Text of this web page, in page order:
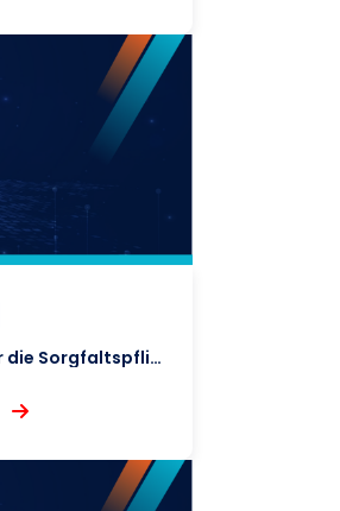
EU-Richtlinie über die Sorgfaltspflicht für nachhaltige Unternehmen